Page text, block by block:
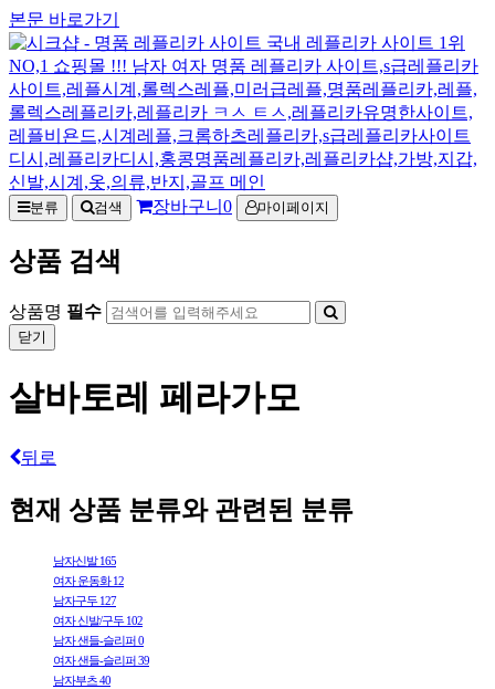
본문 바로가기
분류 검색 장바구니 0 마이페이지
상품 검색
상품명 필수
닫기
살바토레 페라가모
뒤로
현재 상품 분류와 관련된 분류
남자신발165
여자 운동화12
남자구두127
여자 신발/구두102
남자 샌들-슬리퍼0
여자 샌들-슬리퍼39
남자부츠40